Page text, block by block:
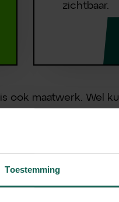
Toestemming
zichtbaar.
ook maatwerk. Wel
Na het
of